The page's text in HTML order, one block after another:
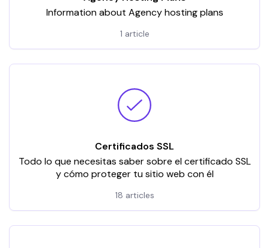
Information about Agency hosting plans
1 article
Certificados SSL
Todo lo que necesitas saber sobre el certificado SSL
y cómo proteger tu sitio web con él
18 articles